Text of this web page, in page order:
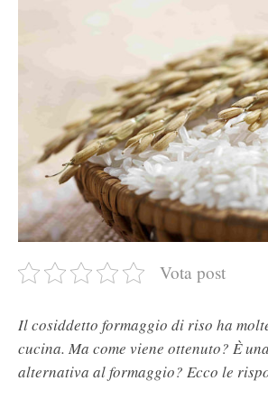
Vota post
Il cosiddetto formaggio di riso ha
cucina. Ma come viene ottenuto? È
alternativa al formaggio? Ecco le